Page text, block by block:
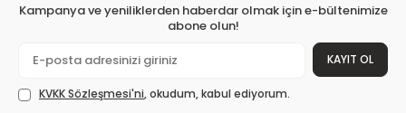
Kampanya ve yeniliklerden haberdar olmak için e-bültenimize
abone olun!
KAYIT OL
KVKK Sözleşmesi'ni, okudum, kabul ediyorum.